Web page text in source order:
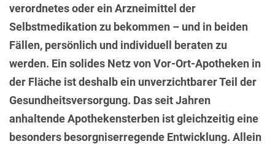
verordnetes oder ein Arzneimittel der
Selbstmedikation zu bekommen – und in beiden
Fällen, persönlich und individuell beraten zu
werden. Ein solides Netz von Vor-Ort-Apotheken in
der Fläche ist deshalb ein unverzichtbarer Teil der
Gesundheitsversorgung. Das seit Jahren
anhaltende Apothekensterben ist gleichzeitig eine
besonders besorgniserregende Entwicklung. Allein